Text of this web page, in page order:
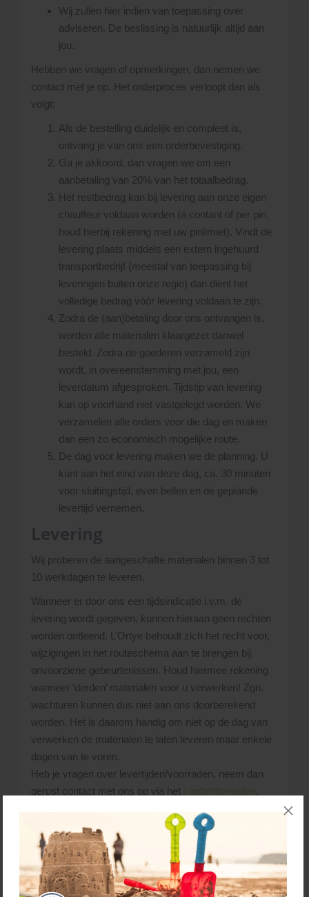
Wij zullen hier indien van toepassing over
adviseren. De beslissing is natuurlijk altijd aan
jou.
Hebben we vragen of opmerkingen, dan nemen we
contact met je op. Het orderproces verloopt dan als
volgt:
Als de bestelling duidelijk en compleet is,
ontvang je van ons een orderbevestiging.
Ga je akkoord, dan vragen we om een
aanbetaling van 20% van het totaalbedrag.
Het restbedrag kan bij levering aan onze eigen
chauffeur voldaan worden (á contant of per pin,
houd hierbij rekening met uw pinlimiet). Vindt de
levering plaats middels een extern ingehuurd
transportbedrijf (meestal van toepassing bij
leveringen buiten onze regio) dan dient het
volledige bedrag vóór levering voldaan te zijn.
Zodra de (aan)betaling door ons ontvangen is,
worden alle materialen klaargezet danwel
besteld. Zodra de goederen verzameld zijn
wordt, in overeenstemming met jou, een
leverdatum afgesproken. Tijdstip van levering
kan op voorhand niet vastgelegd worden. We
verzamelen alle orders voor die dag en maken
dan een zo economisch mogelijke route.
De dag voor levering maken we de planning. U
kunt aan het eind van deze dag, ca. 30 minuten
voor sluitingstijd, even bellen en de geplande
levertijd vernemen.
Wij proberen de aangeschafte materialen binnen 3 tot
10 werkdagen te leveren.
Wanneer er door ons een tijdsindicatie i.v.m. de
levering wordt gegeven, kunnen hieraan geen rechten
worden ontleend. L’Ortye behoudt zich het recht voor,
wijzigingen in het routeschema aan te brengen bij
onvoorziene gebeurtenissen. Houd hiermee rekening
wanneer ‘derden’ materialen voor u verwerken! Zgn.
wachturen kunnen dus niet aan ons doorberekend
worden. Het is daarom handig om niet op de dag van
verwerken de materialen te laten leveren maar enkele
dagen van te voren.
Heb je vragen over levertijden/voorraden, neem dan
gerust contact met ons op via het contactformulier
De materialen die je besteld hebt, lossen we
naast de vrachtwagen. Uiteraard probeert de
chauffeur de materialen zo dicht mogelijk bij de
gewenste losplaats af te leveren. Uitgangspunt